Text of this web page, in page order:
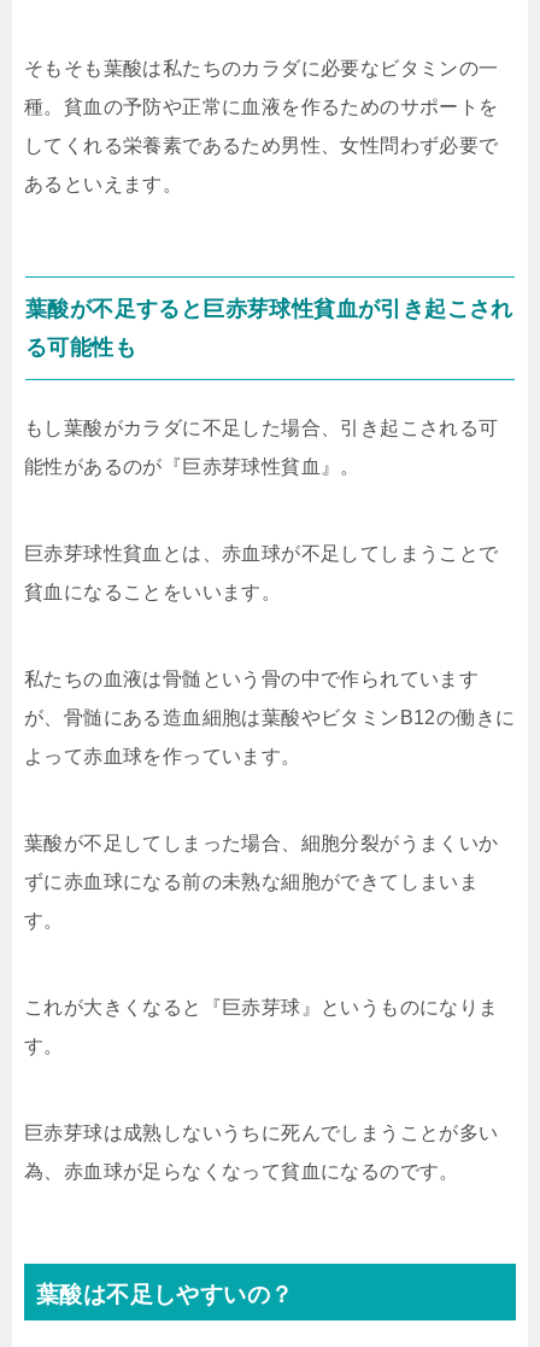
そもそも葉酸は私たちのカラダに必要なビタミンの一
種。貧血の予防や正常に血液を作るためのサポートを
してくれる栄養素であるため男性、女性問わず必要で
あるといえます。
葉酸が不足すると巨赤芽球性貧血が引き起こされ
る可能性も
もし葉酸がカラダに不足した場合、引き起こされる可
能性があるのが『巨赤芽球性貧血』。
巨赤芽球性貧血とは、赤血球が不足してしまうことで
貧血になることをいいます。
私たちの血液は骨髄という骨の中で作られています
が、骨髄にある造血細胞は葉酸やビタミンB12の働きに
よって赤血球を作っています。
葉酸が不足してしまった場合、細胞分裂がうまくいか
ずに赤血球になる前の未熟な細胞ができてしまいま
す。
これが大きくなると『巨赤芽球』というものになりま
す。
巨赤芽球は成熟しないうちに死んでしまうことが多い
為、赤血球が足らなくなって貧血になるのです。
葉酸は不足しやすいの？